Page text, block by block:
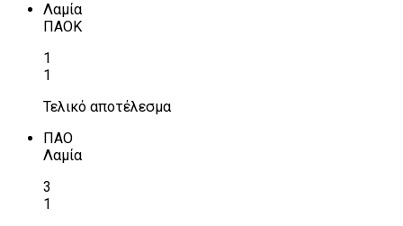
Λαμία
ΠΑΟΚ
1
1
Τελικό αποτέλεσμα
ΠΑΟ
Λαμία
3
1